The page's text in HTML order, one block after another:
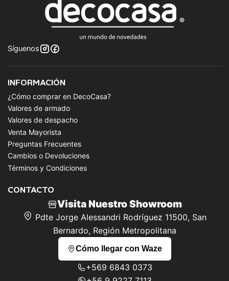
Síguenos
INFORMACIÓN
¿Cómo comprar en DecoCasa?
Valores de armado
Valores de despacho
Venta Mayorista
Preguntas Frecuentes
Cambios o Devoluciones
Términos y Condiciones
CONTACTO
Visita Nuestro Showroom
Pdte Jorge Alessandri Rodríguez 11500, San
Bernardo, Región Metropolitana
Cómo llegar con Waze
+569 6843 0373